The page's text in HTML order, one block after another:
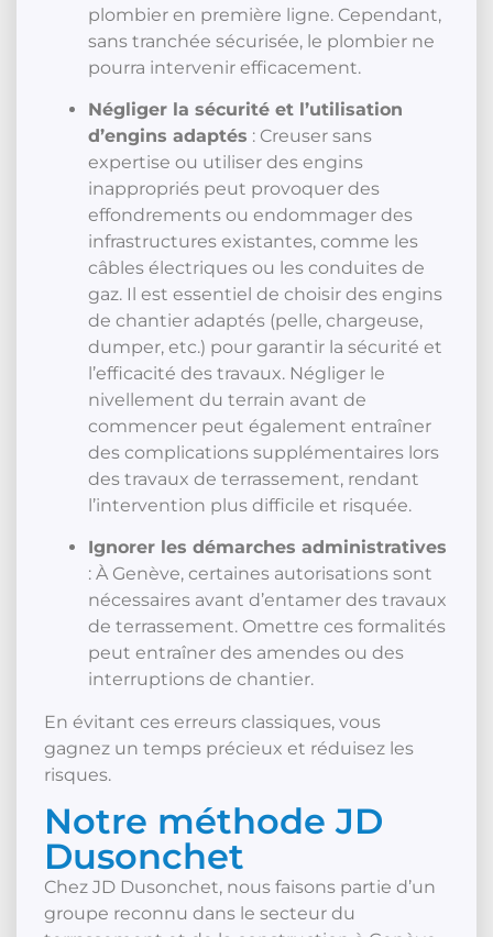
plombier en première ligne. Cependant,
sans tranchée sécurisée, le plombier ne
pourra intervenir efficacement.
Négliger la sécurité et l’utilisation
d’engins adaptés : Creuser sans
expertise ou utiliser des engins
inappropriés peut provoquer des
effondrements ou endommager des
infrastructures existantes, comme les
câbles électriques ou les conduites de
gaz. Il est essentiel de choisir des engins
de chantier adaptés (pelle, chargeuse,
dumper, etc.) pour garantir la sécurité et
l’efficacité des travaux. Négliger le
nivellement du terrain avant de
commencer peut également entraîner
des complications supplémentaires lors
des travaux de terrassement, rendant
l’intervention plus difficile et risquée.
Ignorer les démarches administratives
: À Genève, certaines autorisations sont
nécessaires avant d’entamer des travaux
de terrassement. Omettre ces formalités
peut entraîner des amendes ou des
interruptions de chantier.
En évitant ces erreurs classiques, vous
gagnez un temps précieux et réduisez les
risques.
Notre méthode JD
Dusonchet
Chez JD Dusonchet, nous faisons partie d’un
groupe reconnu dans le secteur du